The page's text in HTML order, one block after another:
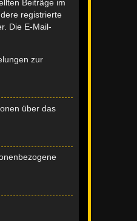
Beiträge im
registrierte
Die E-Mail-
zur
über das